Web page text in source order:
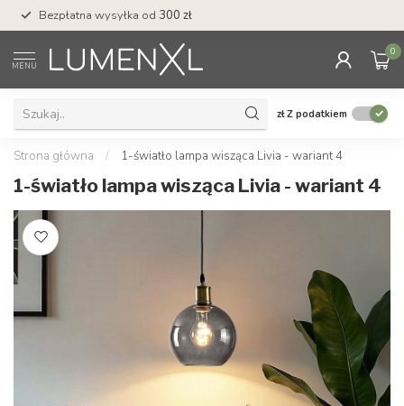
Bezpłatna wysyłka od 300 zł
MENU
0
złZ podatkiem
Strona główna / 1-światło lampa wisząca Livia - wariant 4
1-światło lampa wisząca Livia - wariant 4